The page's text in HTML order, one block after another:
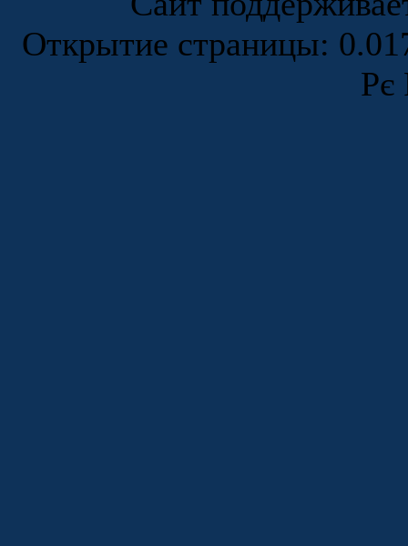
Открытие страницы:
Рє